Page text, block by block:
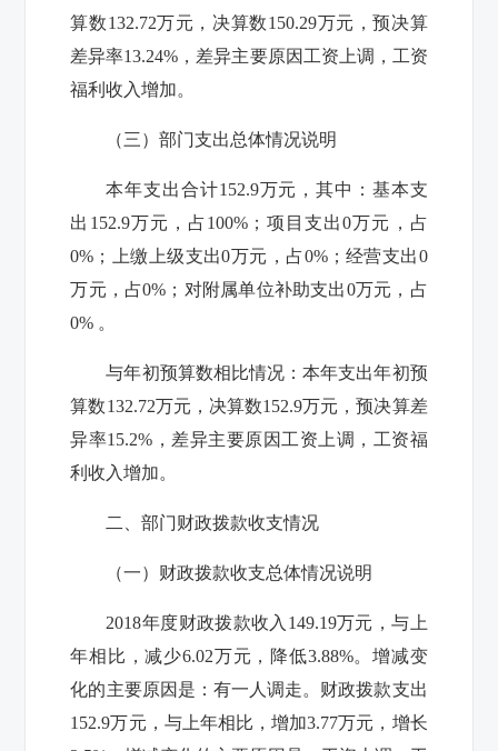
算数132.72万元，决算数150.29万元，预决算
差异率13.24% ，差异主要原因工资上调，工资
福利收入增加。
（三）部门支出总体情况说明
本年支出合计152.9万元，其中：基本支
出 152.9万元，占100%；项目支出0万元，占
0% ；上缴上级支出0万元，占0%；经营支出0
万元，占0% ；对附属单位补助支出0万元，占
0% 。
与年初预算数相比情况：本年支出年初预
算数132.72万元，决算数152.9万元，预决算差
异率15.2% ，差异主要原因工资上调，工资福
利收入增加。
二、部门财政拨款收支情况
（一）财政拨款收支总体情况说明
2018年度财政拨款收入 149.19万元，与上
年相比，减少6.02万元，降低3.88%。增减变
化的主要原因是：有一人调走。财政拨款支出
152.9万元，与上年相比，增加3.77万元，增长